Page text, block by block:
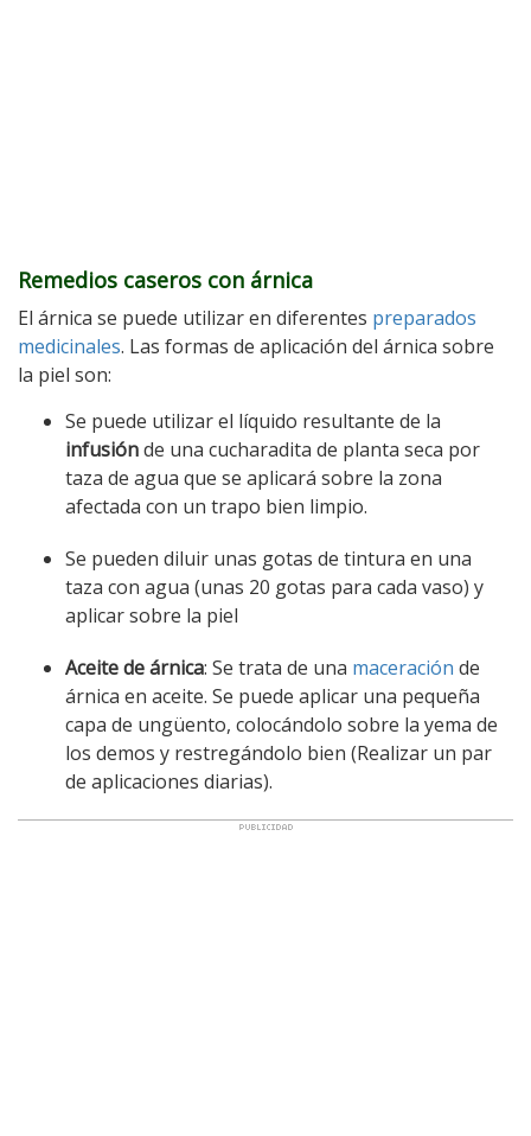
Remedios caseros con árnica
El árnica se puede utilizar en diferentes preparados
medicinales. Las formas de aplicación del árnica sobre
la piel son:
Se puede utilizar el líquido resultante de la
infusiónde una cucharadita de planta seca por
taza de agua que se aplicará sobre la zona
afectada con un trapo bien limpio.
Se pueden diluir unas gotas de tintura en una
taza con agua (unas 20 gotas para cada vaso) y
aplicar sobre la piel
Aceite de árnica: Se trata de una maceración de
árnica en aceite. Se puede aplicar una pequeña
capa de ungüento, colocándolo sobre la yema de
los demos y restregándolo bien (Realizar un par
de aplicaciones diarias).